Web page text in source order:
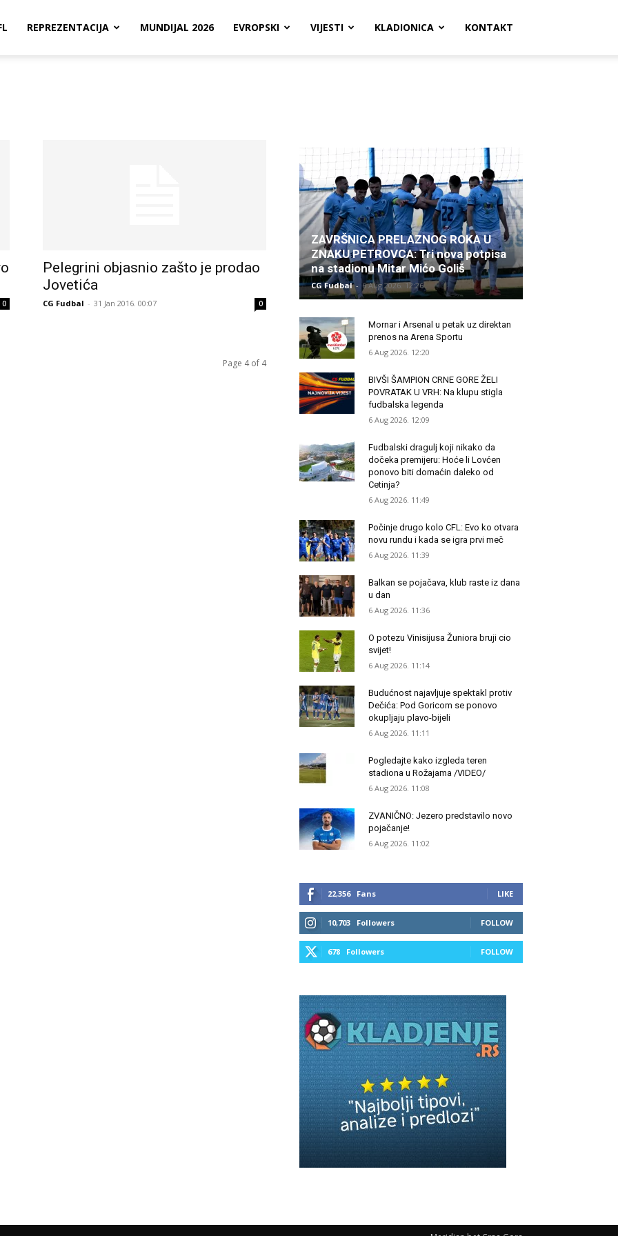
REPREZENTACIJA MUNDIJAL 2026 EVROPSKI VIJESTI KLADIONICA KONTAKT
0
Pelegrini objasnio zašto je prodao
Jovetića
CG Fudbal - 31 Jan 2016. 00:07 0
Page 4 of 4
ZAVRŠNICA PRELAZNOG ROKA U
ZNAKU PETROVCA: Tri nova potpisa
na stadionu Mitar Mićo Goliš
CG Fudbal - 6 Aug 2026. 12:26
Mornar i Arsenal u petak uz direktan
prenos na Arena Sportu
6 Aug 2026. 12:20
BIVŠI ŠAMPION CRNE GORE ŽELI
POVRATAK U VRH: Na klupu stigla
fudbalska legenda
6 Aug 2026. 12:09
Fudbalski dragulj koji nikako da
dočeka premijeru: Hoće li Lovćen
ponovo biti domaćin daleko od
Cetinja?
6 Aug 2026. 11:49
Počinje drugo kolo CFL: Evo ko otvara
novu rundu i kada se igra prvi meč
6 Aug 2026. 11:39
Balkan se pojačava, klub raste iz dana
u dan
6 Aug 2026. 11:36
O potezu Vinisijusa Žuniora bruji cio
svijet!
6 Aug 2026. 11:14
Budućnost najavljuje spektakl protiv
Dečića: Pod Goricom se ponovo
okupljaju plavo-bijeli
6 Aug 2026. 11:11
Pogledajte kako izgleda teren
stadiona u Rožajama /VIDEO/
6 Aug 2026. 11:08
ZVANIČNO: Jezero predstavilo novo
pojačanje!
6 Aug 2026. 11:02
22,356 Fans LIKE
10,703 Followers FOLLOW
678 Followers FOLLOW